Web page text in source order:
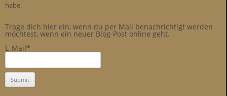
habe.
Trage dich hier ein, wenn du per Mail benachrichtigt werden
möchtest, wenn ein neuer Blog-Post online geht.
E-Mail*